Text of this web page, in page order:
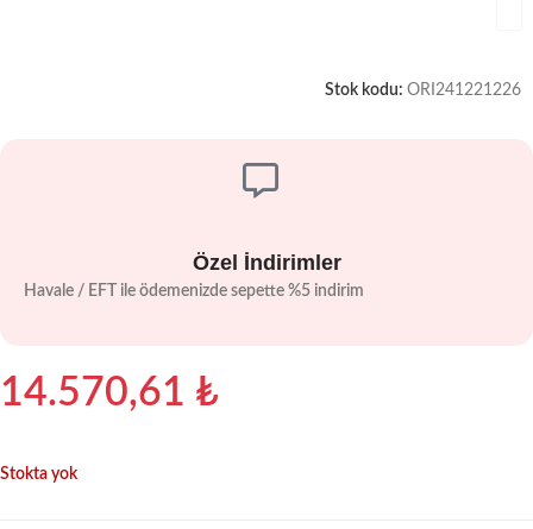
Stok kodu: ORI241221226
Özel İndirimler
Havale / EFT ile ödemenizde sepette %5 indirim
14.570,61 ₺
Stokta yok